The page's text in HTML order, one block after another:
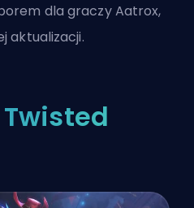
dla graczy Aatrox,
aktualizacji.